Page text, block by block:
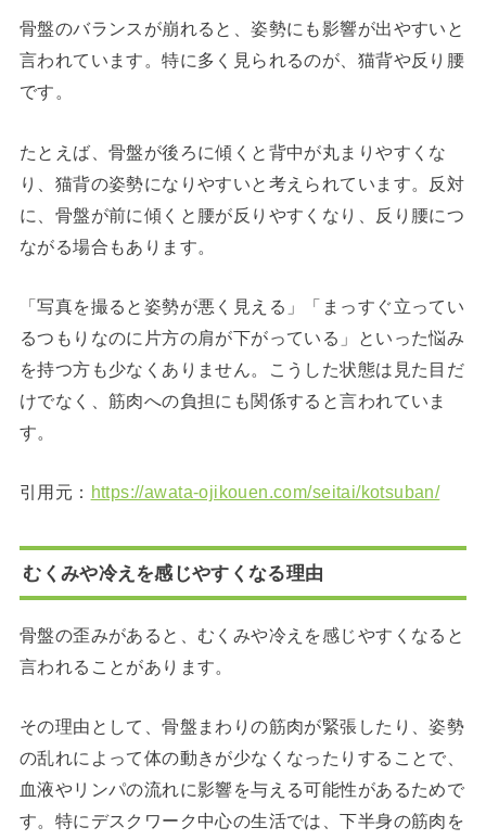
骨盤のバランスが崩れると、姿勢にも影響が出やすいと
言われています。特に多く見られるのが、猫背や反り腰
です。
たとえば、骨盤が後ろに傾くと背中が丸まりやすくな
り、猫背の姿勢になりやすいと考えられています。反対
に、骨盤が前に傾くと腰が反りやすくなり、反り腰につ
ながる場合もあります。
「写真を撮ると姿勢が悪く見える」「まっすぐ立ってい
るつもりなのに片方の肩が下がっている」といった悩み
を持つ方も少なくありません。こうした状態は見た目だ
けでなく、筋肉への負担にも関係すると言われていま
す。
引用元： https://awata-ojikouen.com/seitai/kotsuban/
むくみや冷えを感じやすくなる理由
骨盤の歪みがあると、むくみや冷えを感じやすくなると
言われることがあります。
その理由として、骨盤まわりの筋肉が緊張したり、姿勢
の乱れによって体の動きが少なくなったりすることで、
血液やリンパの流れに影響を与える可能性があるためで
す。特にデスクワーク中心の生活では、下半身の筋肉を